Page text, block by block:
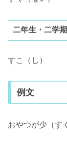
二年生・二学
すこ（し）
例文
おやつが少（す